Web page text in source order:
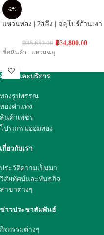
-2%
แหวนทอง | 2สลึง | ฉลุโบร์ก้านเงา
฿35,650.00 ฿34,800.00
ชื่อสินค้า : แหวนฉลุ
สินค้าและบริการ
ทองรูปพรรณ
ทองคำแท่ง
สินค้าเพชร
โปรแกรมออมทอง
เกี่ยวกับเรา
ประวัติความเป็นมา
วิสัยทัศน์และพันธกิจ
สาขาต่างๆ
ข่าวประชาสัมพันธ์
กิจกรรมต่างๆ